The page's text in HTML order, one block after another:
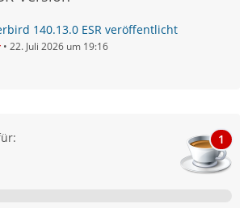
140.13.0 ESR veröffentlicht
22. Juli 2026 um 19:16
1